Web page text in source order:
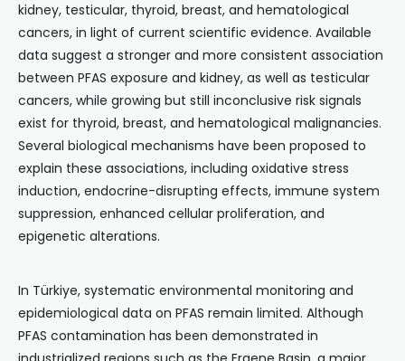
kidney, testicular, thyroid, breast, and hematological
cancers, in light of current scientific evidence. Available
data suggest a stronger and more consistent association
between PFAS exposure and kidney, as well as testicular
cancers, while growing but still inconclusive risk signals
exist for thyroid, breast, and hematological malignancies.
Several biological mechanisms have been proposed to
explain these associations, including oxidative stress
induction, endocrine-disrupting effects, immune system
suppression, enhanced cellular proliferation, and
epigenetic alterations.
In Türkiye, systematic environmental monitoring and
epidemiological data on PFAS remain limited. Although
PFAS contamination has been demonstrated in